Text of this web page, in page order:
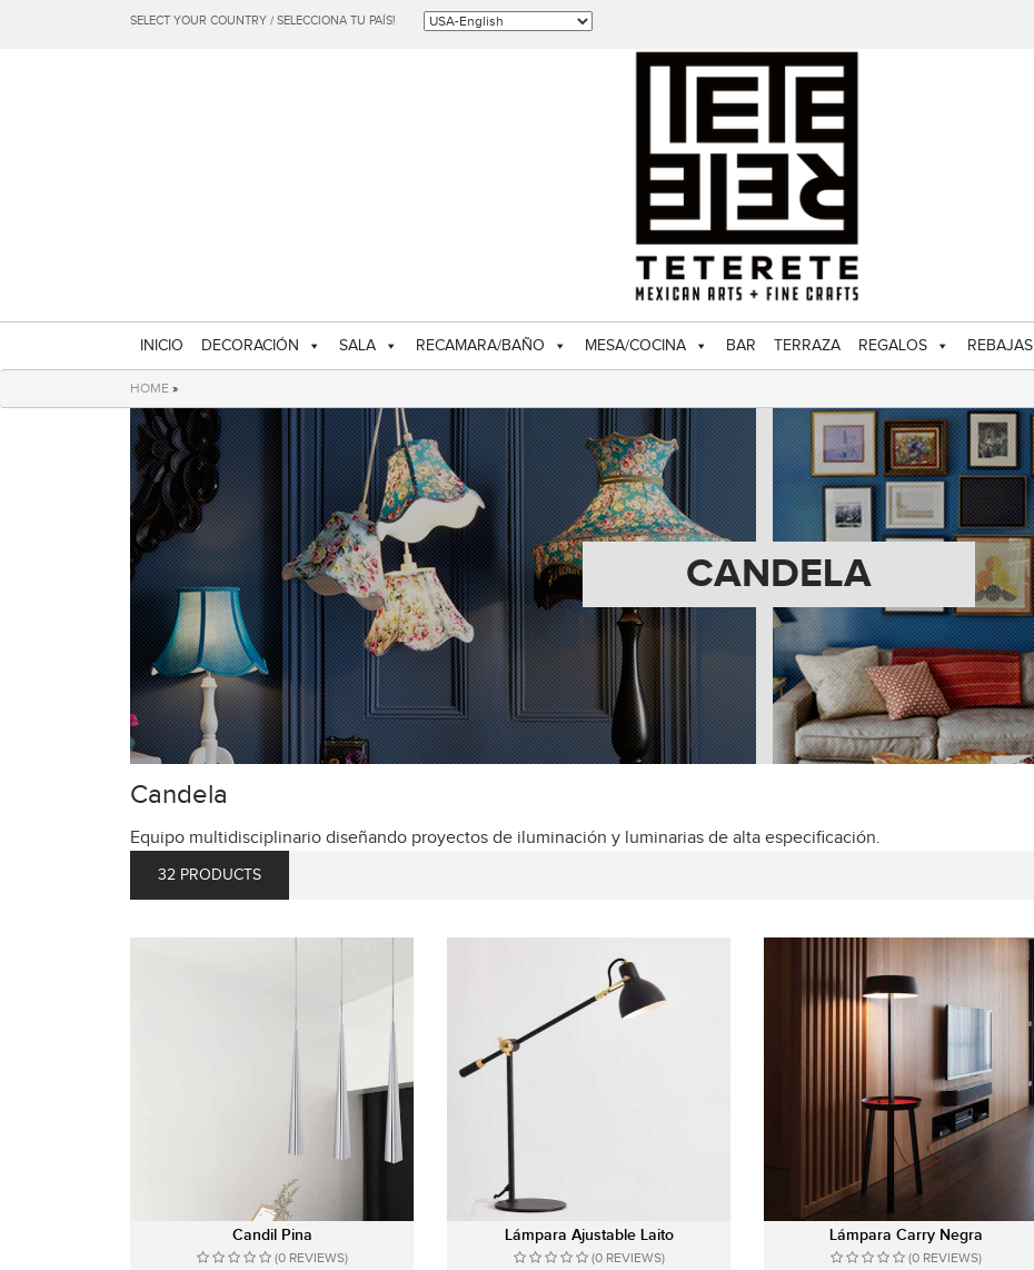
SELECT YOUR COUNTRY / SELECCIONA TU PAÍS!
INICIO DECORACIÓN SALA RECAMARA/BAÑO MESA/COCINA BAR TERRAZA REGALOS REBAJAS
HOME »
CANDELA
Candela
Equipo multidisciplinario diseñando proyectos de iluminación y luminarias de alta especificación.
32 PRODUCTS
Candil Pina
(0 REVIEWS)
Lámpara Ajustable Laito
(0 REVIEWS)
Lámpara Carry Negra
(0 REVIEWS)